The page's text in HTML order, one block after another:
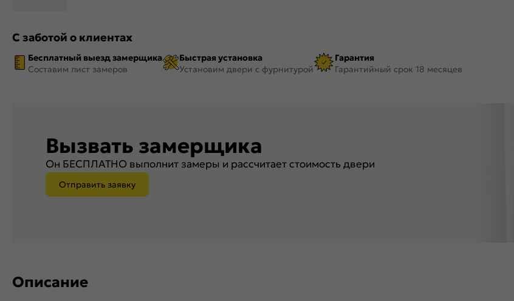
С заботой о клиентах
Бесплатный выезд замерщика
Составим лист замеров
Быстрая установка
Установим двери с фурнитурой
Гарантия
Гарантийный срок 18 месяцев
Вызвать замерщика
Он БЕСПЛАТНО выполнит замеры и рассчитает стоимость двери
Отправить заявку
Описание